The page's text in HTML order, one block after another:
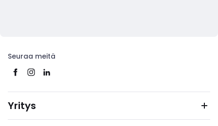
Seuraa meitä
Yritys